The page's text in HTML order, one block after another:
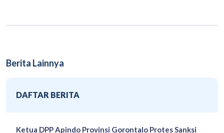
Berita Lainnya
DAFTAR BERITA
Ketua DPP Apindo Provinsi Gorontalo Protes Sanksi